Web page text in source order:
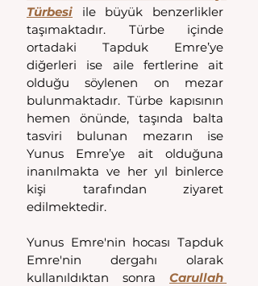
Türbesi ile büyük benzerlikler
taşımaktadır. Türbe içinde
ortadaki Tapduk Emre’ye
diğerleri ise aile fertlerine ait
olduğu söylenen on mezar
bulunmaktadır. Türbe kapısının
hemen önünde, taşında balta
tasviri bulunan mezarın ise
Yunus Emre’ye ait olduğuna
inanılmakta ve her yıl binlerce
kişi tarafından ziyaret
edilmektedir.
Yunus Emre'nin hocası Tapduk
Emre'nin dergahı olarak
kullanıldıktan sonra Carullah